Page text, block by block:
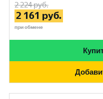
2 224руб.
2 161 руб.
при обмене